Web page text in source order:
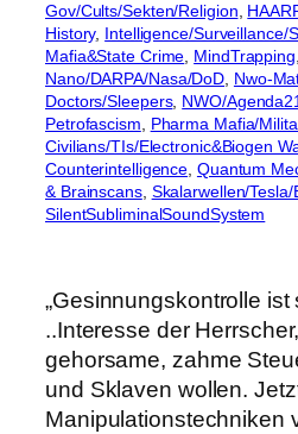
Gov/Cults/Sekten/Religion
History, Intelligence/Surveillance/
Mafia&State Crime MindTrapping
Nano/DARPA/Nasa/DoD Nwo-
Doctors/Sleepers, NWO/
Petrofascism
Pharma Mafia/
Civilians/TIs/Electronic&Biogen
Counterintelligence Quantum
& Brainscans, Skalarwellen/Tesla/
SilentSubliminalSoundSystem
„Gesinnungskontrolle ist
..Interesse der
gehorsame, zahme
und Sklaven wollen.
Manipulationstechniken